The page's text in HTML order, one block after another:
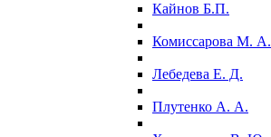
Кайнов Б.П.
Комиссарова М. А.
Лебедева Е. Д.
Плутенко А. А.